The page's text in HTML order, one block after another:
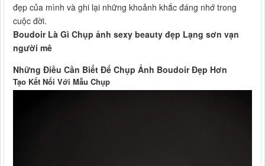
đẹp của mình và ghi lại những khoảnh khắc đáng nhớ trong
cuộc đời.
Boudoir Là Gì Chụp ảnh sexy beauty đẹp Lạng sơn vạn
người mê
Những Điều Cần Biết Để Chụp Ảnh Boudoir Đẹp Hơn
Tạo Kết Nối Với Mẫu Chụp